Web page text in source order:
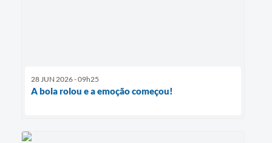
28 JUN 2026 - 09h25
A bola rolou e a emoção começou!